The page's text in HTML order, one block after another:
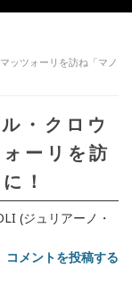
ッツォーリを訪ね「マノ
・クロウ
ーリを訪
！
(ジュリアーノ・
コメントを投稿する